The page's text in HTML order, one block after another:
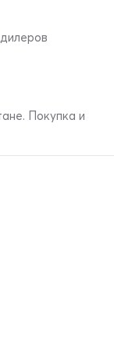
Покупка и